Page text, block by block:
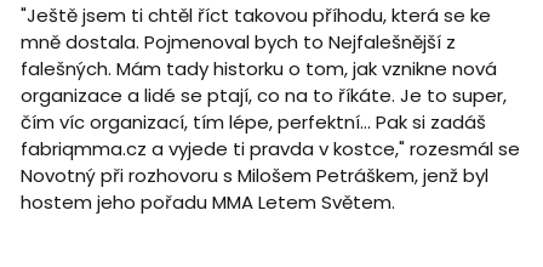
"Ještě jsem ti chtěl říct takovou příhodu, která se ke
mně dostala. Pojmenoval bych to Nejfalešnější z
falešných. Mám tady historku o tom, jak vznikne nová
organizace a lidé se ptají, co na to říkáte. Je to super,
čím víc organizací, tím lépe, perfektní… Pak si zadáš
fabriqmma.cz a vyjede ti pravda v kostce," rozesmál se
Novotný při rozhovoru s Milošem Petráškem, jenž byl
hostem jeho pořadu MMA Letem Světem.